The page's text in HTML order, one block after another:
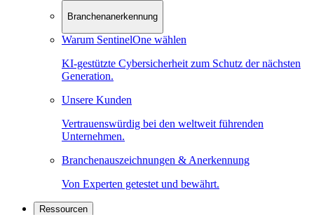
Branchenanerkennung
Warum SentinelOne wählen
KI-gestützte Cybersicherheit zum Schutz der nächsten
Generation.
Unsere Kunden
Vertrauenswürdig bei den weltweit führenden
Unternehmen.
Branchenauszeichnungen & Anerkennung
Von Experten getestet und bewährt.
Ressourcen